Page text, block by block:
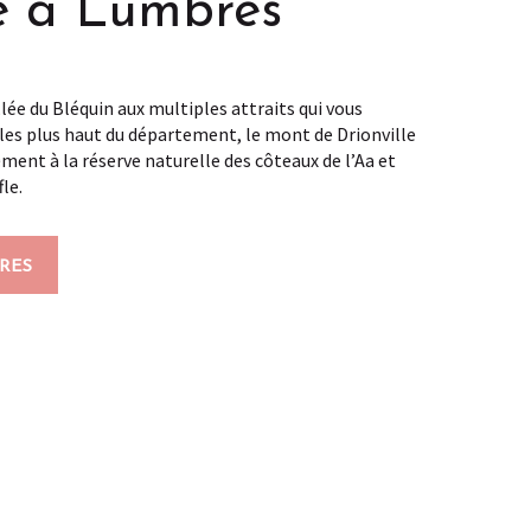
à Lumbres
du Bléquin aux multiples attraits qui vous
les plus haut du département, le mont de Drionville
à la réserve naturelle des côteaux de l’Aa et